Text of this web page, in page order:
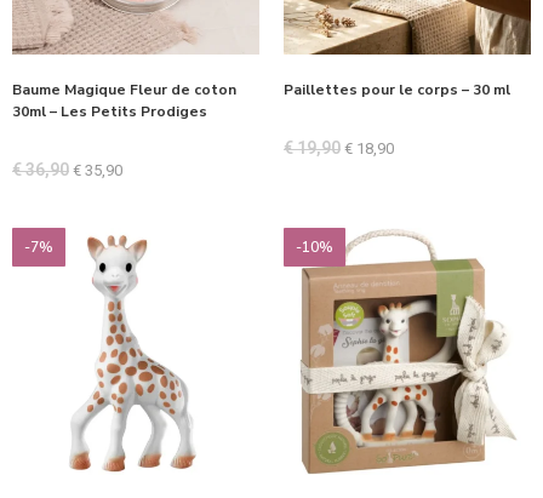
Baume Magique Fleur de coton
30ml – Les Petits Prodiges
€36,90 € 35,90
Paillettes pour le corps – 30 ml
€19,90 € 18,90
-7% -10%